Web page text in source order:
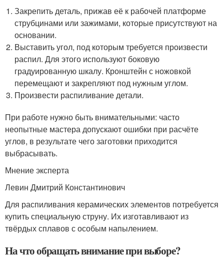
Закрепить деталь, прижав её к рабочей платформе
струбцинами или зажимами, которые присутствуют на
основании.
Выставить угол, под которым требуется произвести
распил. Для этого используют боковую
градуированную шкалу. Кронштейн с ножовкой
перемещают и закрепляют под нужным углом.
Произвести распиливание детали.
При работе нужно быть внимательными: часто
неопытные мастера допускают ошибки при расчёте
углов, в результате чего заготовки приходится
выбрасывать.
Мнение эксперта
Левин Дмитрий Константинович
Для распиливания керамических элементов потребуется
купить специальную струну. Их изготавливают из
твёрдых сплавов с особым напылением.
На что обращать внимание при выборе?